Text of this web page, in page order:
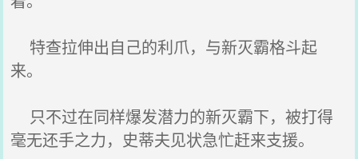
特查拉伸出自己的利爪，与新灭霸格斗起
来。
只不过在同样爆发潜力的新灭霸下，被打得
毫无还手之力，史蒂夫见状急忙赶来支援。